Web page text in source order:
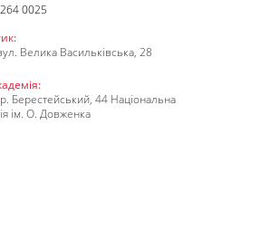
0025
Велика Васильківська, 28
Берестейський, 44 Національна
ім. О. Довженка